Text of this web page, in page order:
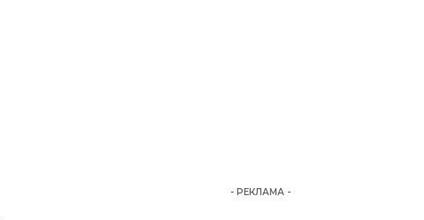
- РЕКЛАМА -